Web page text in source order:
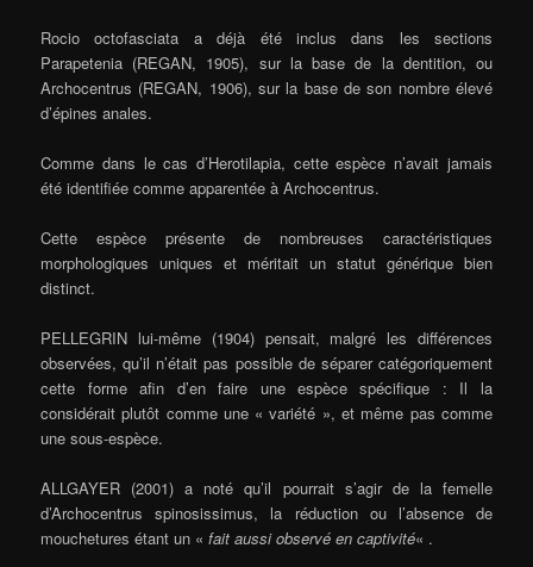
Rocio octofasciata a déjà été inclus dans les sections
Parapetenia (REGAN, 1905), sur la base de la dentition, ou
Archocentrus (REGAN, 1906), sur la base de son nombre élevé
d’épines anales.
Comme dans le cas d’Herotilapia, cette espèce n’avait jamais
été identifiée comme apparentée à Archocentrus.
Cette espèce présente de nombreuses caractéristiques
morphologiques uniques et méritait un statut générique bien
distinct.
PELLEGRIN lui-même (1904) pensait, malgré les différences
observées, qu’il n’était pas possible de séparer catégoriquement
cette forme afin d’en faire une espèce spécifique : Il la
considérait plutôt comme une « variété », et même pas comme
une sous-espèce.
ALLGAYER (2001) a noté qu’il pourrait s’agir de la femelle
d’Archocentrus spinosissimus, la réduction ou l’absence de
mouchetures étant un «fait aussi observé en captivité« .